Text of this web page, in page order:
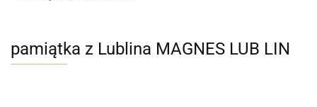
pamiątka z Lublina MAGNES LUB LIN